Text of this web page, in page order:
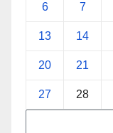
6 7
13 14
20 21
27 28